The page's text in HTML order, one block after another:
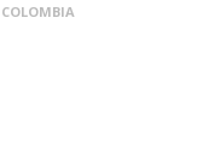
COLOMBIA